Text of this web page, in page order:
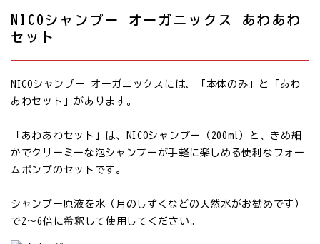
NICOシャンプー オーガニックス あわあわ
セット
NICOシャンプー オーガニックスには、「本体のみ」と「あわ
あわセット」があります。
「あわあわセット」は、NICOシャンプー（200ml）と、きめ細
かでクリーミーな泡シャンプーが手軽に楽しめる便利なフォー
ムポンプのセットです。
シャンプー原液を水（月のしずくなどの天然水がお勧めです）
で2〜6倍に希釈して使用してください。